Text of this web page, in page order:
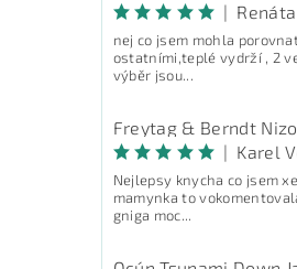
|
nej co jsem mohla
ostatními,teplé vydrží , 2
výběr jsou...
| Karel
Nejlepsy knycha co jsem
mamynka to
gniga moc...